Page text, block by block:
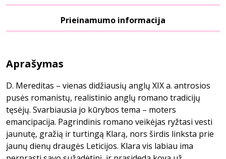
Prieinamumo informacija
Aprašymas
D. Mereditas – vienas didžiausių anglų XIX a. antrosios
pusės romanistų, realistinio anglų romano tradicijų
tęsėjų. Svarbiausia jo kūrybos tema – moters
emancipacija. Pagrindinis romano veikėjas ryžtasi vesti
jaunutę, gražią ir turtingą Klarą, nors širdis linksta prie
jaunų dienų draugės Leticijos. Klara vis labiau ima